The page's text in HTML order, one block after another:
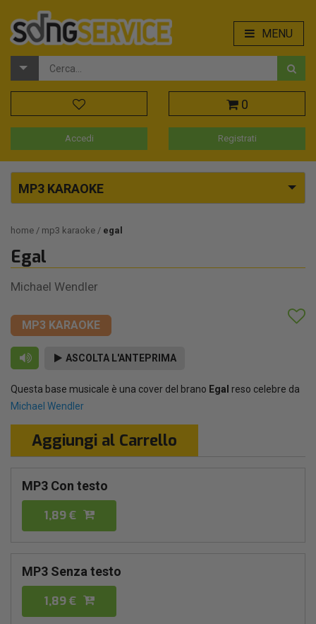
MENU
0
Accedi Registrati
MP3 KARAOKE
home mp3 karaoke egal
Egal
Michael Wendler
MP3 KARAOKE
ASCOLTA L'ANTEPRIMA
Questa base musicale è una cover del brano Egal reso celebre da
Michael Wendler
Aggiungi al Carrello
MP3 Con testo
1,89 €
MP3 Senza testo
1,89 €